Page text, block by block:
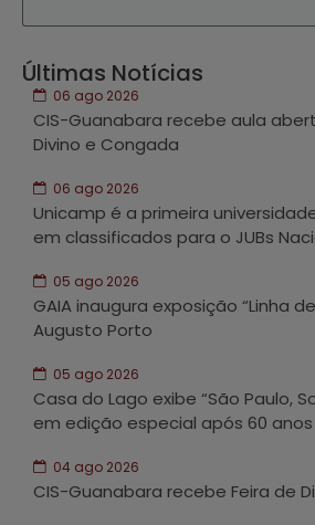
Últimas Notícias
06 ago 2026
CIS-Guanabara recebe aula
Divino e Congada
06 ago 2026
Unicamp é a primeira
em classificados para o JUBs
05 ago 2026
GAIA inaugura exposição “Linha
Augusto Porto
05 ago 2026
Casa do Lago exibe “São Paulo,
em edição especial após 60 anos
04 ago 2026
CIS-Guanabara recebe Feira de